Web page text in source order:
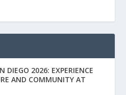
DIEGO 2026: EXPERIENCE
AND COMMUNITY AT